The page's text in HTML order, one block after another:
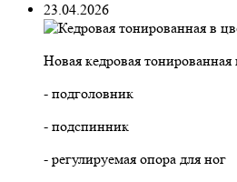
23.04.2026
Новая кедровая
- подголовник
- подспинник
- регулируемая опора для ног